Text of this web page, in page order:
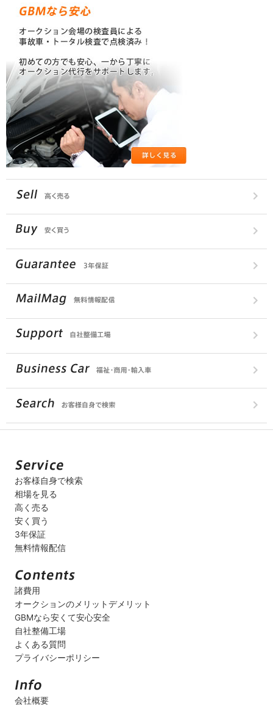
お客様自身で検索
相場を見る
高く売る
安く買う
3年保証
無料情報配信
諸費用
オークションのメリットデメリット
GBMなら安くて安心安全
自社整備工場
よくある質問
プライバシーポリシー
会社概要